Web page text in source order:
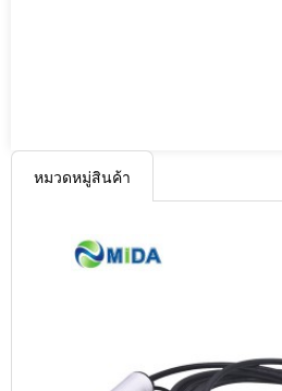
หมวดหมู่สินค้า